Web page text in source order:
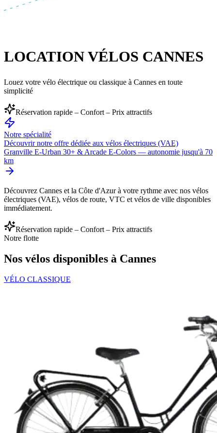
LOCATION VÉLOS CANNES
Louez votre vélo électrique ou classique à Cannes en toute
simplicité
Réservation rapide – Confort – Prix attractifs
Notre spécialité
Découvrir notre offre dédiée aux vélos électriques (VAE)
Granville E-Urban 30+ & Arcade E-Colors — autonomie jusqu'à 70
km
Découvrez Cannes et la Côte d'Azur à votre rythme avec nos vélos
électriques (VAE), vélos de route, VTC et vélos de ville disponibles
immédiatement.
Réservation rapide – Confort – Prix attractifs
Notre flotte
Nos vélos disponibles à Cannes
VÉLO CLASSIQUE